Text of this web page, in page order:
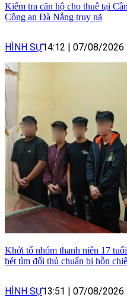
Kiểm tra căn hộ cho thuê tại
Công an Đà Nẵng truy nã
HÌNH SỰ14:12 | 07/08/2026
Khởi tố nhóm thanh niên 17
hét tìm đối thủ chuẩn bị hỗn
HÌNH SỰ13:51 | 07/08/2026